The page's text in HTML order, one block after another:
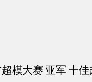
大赛 亚军 十佳